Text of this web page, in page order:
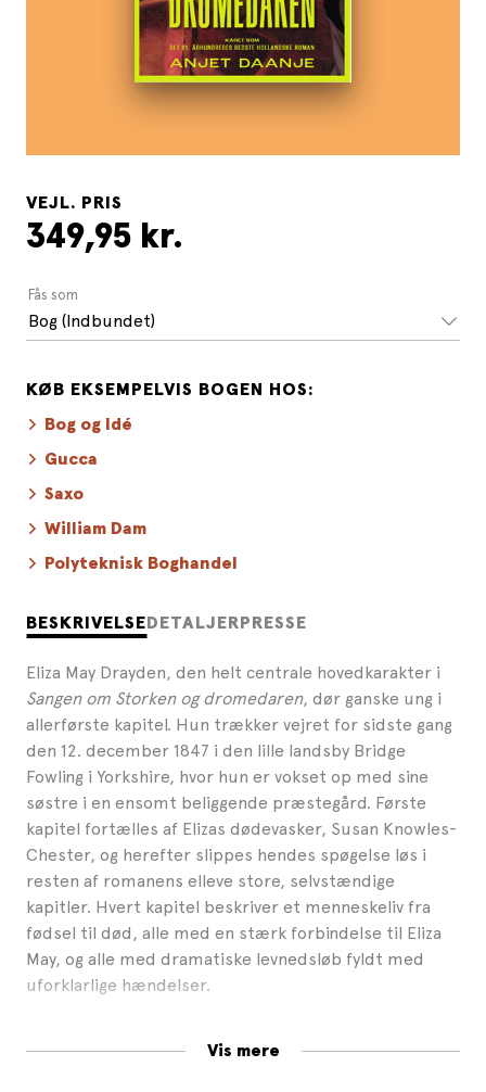
BESKRIVELSE DETALJER PRESSE
Eliza May Drayden, den helt centrale hovedkarakter i
Sangen om Storken og dromedaren, dør ganske ung i
allerførste kapitel. Hun trækker vejret for sidste gang
den 12. december 1847 i den lille landsby Bridge
Fowling i Yorkshire, hvor hun er vokset op med sine
søstre i en ensomt beliggende præstegård. Første
kapitel fortælles af Elizas dødevasker, Susan Knowles-
Chester, og herefter slippes hendes spøgelse løs i
resten af romanens elleve store, selvstændige
kapitler. Hvert kapitel beskriver et menneskeliv fra
fødsel til død, alle med en stærk forbindelse til Eliza
May, og alle med dramatiske levnedsløb fyldt med
uforklarlige hændelser.
dødsens uhyggelige historier, der spænder over
Vis mere
VEJL. PRIS
349,95 kr.
Fås som
Bog (Indbundet)
KØB EKSEMPELVIS BOGEN HOS:
Bog og Idé
Gucca
Saxo
William Dam
Polyteknisk Boghandel